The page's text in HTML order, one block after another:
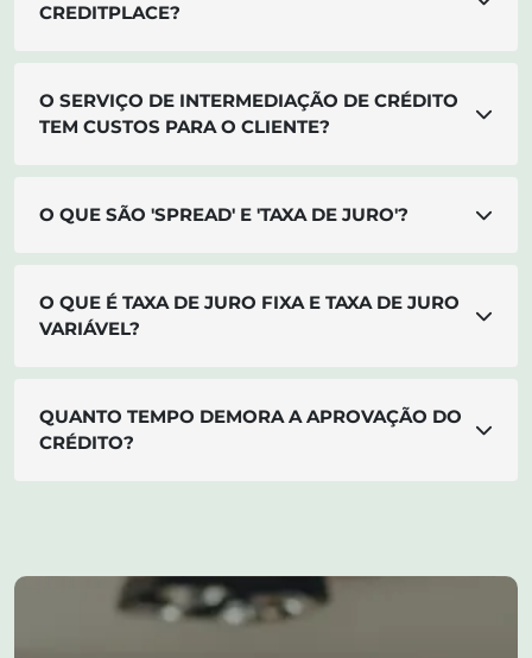
CREDITPLACE?
O SERVIÇO DE INTERMEDIAÇÃO DE CRÉDITO
TEM CUSTOS PARA O CLIENTE?
O QUE SÃO 'SPREAD' E 'TAXA DE JURO'?
O QUE É TAXA DE JURO FIXA E TAXA DE JURO
VARIÁVEL?
QUANTO TEMPO DEMORA A APROVAÇÃO DO
CRÉDITO?